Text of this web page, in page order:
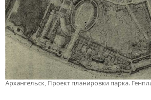
Архангельск, Проект планировки парка.